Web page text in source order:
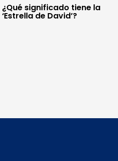
¿Qué significado tiene la
‘Estrella de David’?